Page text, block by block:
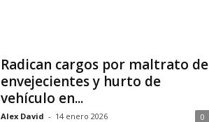
Radican cargos por maltrato de
envejecientes y hurto de
vehículo en...
Alex David - 14 enero 2026 0